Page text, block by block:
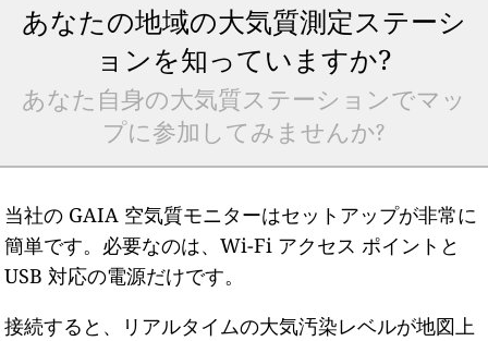
あなたの地域の大気質測定ステーシ
ョンを知っていますか?
あなた自身の大気質ステーションでマッ
プに参加してみませんか?
当社の GAIA 空気質モニターはセットアップが非常に
簡単です。必要なのは、Wi-Fi アクセス ポイントと
USB 対応の電源だけです。
接続すると、リアルタイムの大気汚染レベルが地図上